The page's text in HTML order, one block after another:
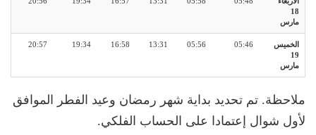
18
مارس
الخميس
19
مارس
05:46
05:56
13:31
16:58
19:34
20:57
ملاحظة. تم تحديد بداية شهر رمضان وعيد الفطر الموافق
لأول شوال إعتمادا على الحساب الفلكي.